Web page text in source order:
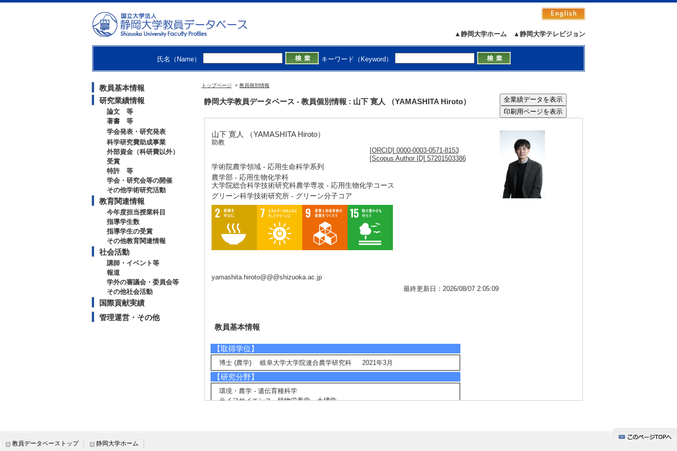
▲静岡大学テレビジョン
▲静岡大学ホーム
氏名（Name） キーワード（Keyword）
教員基本情報
研究業績情報
論文 等
著書 等
学会発表・研究発表
科学研究費助成事業
外部資金（科研費以外）
受賞
特許 等
学会・研究会等の開催
その他学術研究活動
教育関連情報
今年度担当授業科目
指導学生数
指導学生の受賞
その他教育関連情報
社会活動
講師・イベント等
報道
学外の審議会・委員会等
その他社会活動
国際貢献実績
管理運営・その他
トップページ > 教員個別情報
静岡大学教員データベース - 教員個別情報 : 山下 寛人 （YAMASHITA Hiroto）
山下 寛人 （YAMASHITA Hiroto）
助教
[ORCID] 0000-0003-0571-8153
[Scopus Author ID] 57201503386
学術院農学領域 - 応用生命科学系列
農学部 - 応用生物化学科
大学院総合科学技術研究科農学専攻 - 応用生物化学コース
グリーン科学技術研究所 - グリーン分子コア
yamashita.hiroto@@@shizuoka.ac.jp
最終更新日：2026/08/07 2:05:09
教員基本情報
【取得学位】
博士 (農学) 岐阜大学大学院連合農学研究科 2021年3月
【研究分野】
環境・農学 - 遺伝育種科学
ライフサイエンス - 植物栄養学、土壌学
教員データベーストップ 静岡大学ホーム